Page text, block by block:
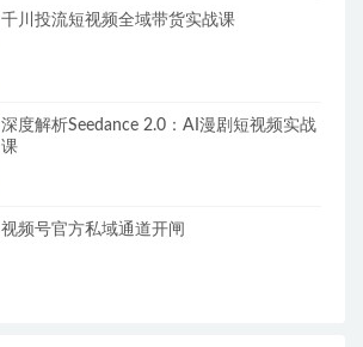
千川投流短视频全域带货实战课
深度解析Seedance 2.0：AI漫剧短视频实战
课
视频号官方私域通道开闸